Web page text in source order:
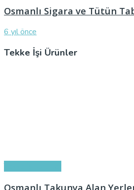
Osmanlı Sigara ve Tütün
6 yıl önce
Tekke İşi Ürünler
Osmanlı Takunya Alan